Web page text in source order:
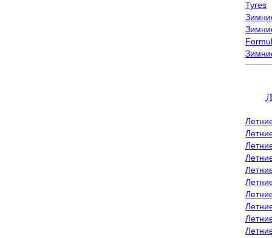
Tyres